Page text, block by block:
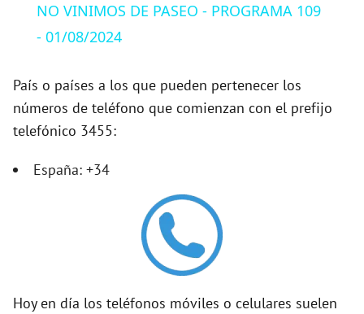
y
e
NO VINIMOS DE PASEO - PROGRAMA 109
- 01/08/2024
País o países a los que pueden pertenecer los
números de teléfono que comienzan con el prefijo
telefónico 3455:
España: +34
Hoy en día los teléfonos móviles o celulares suelen